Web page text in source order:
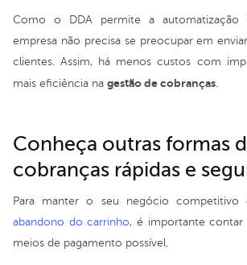
Como o DDA permite a automatização
empresa não precisa se preocupar em
clientes. Assim, há menos custos com
mais eficiência na gestão de cobranças.
Conheça outras formas
cobranças rápidas e
Para manter o seu negócio
abandono do carrinho, é importante
meios de pagamento possível.